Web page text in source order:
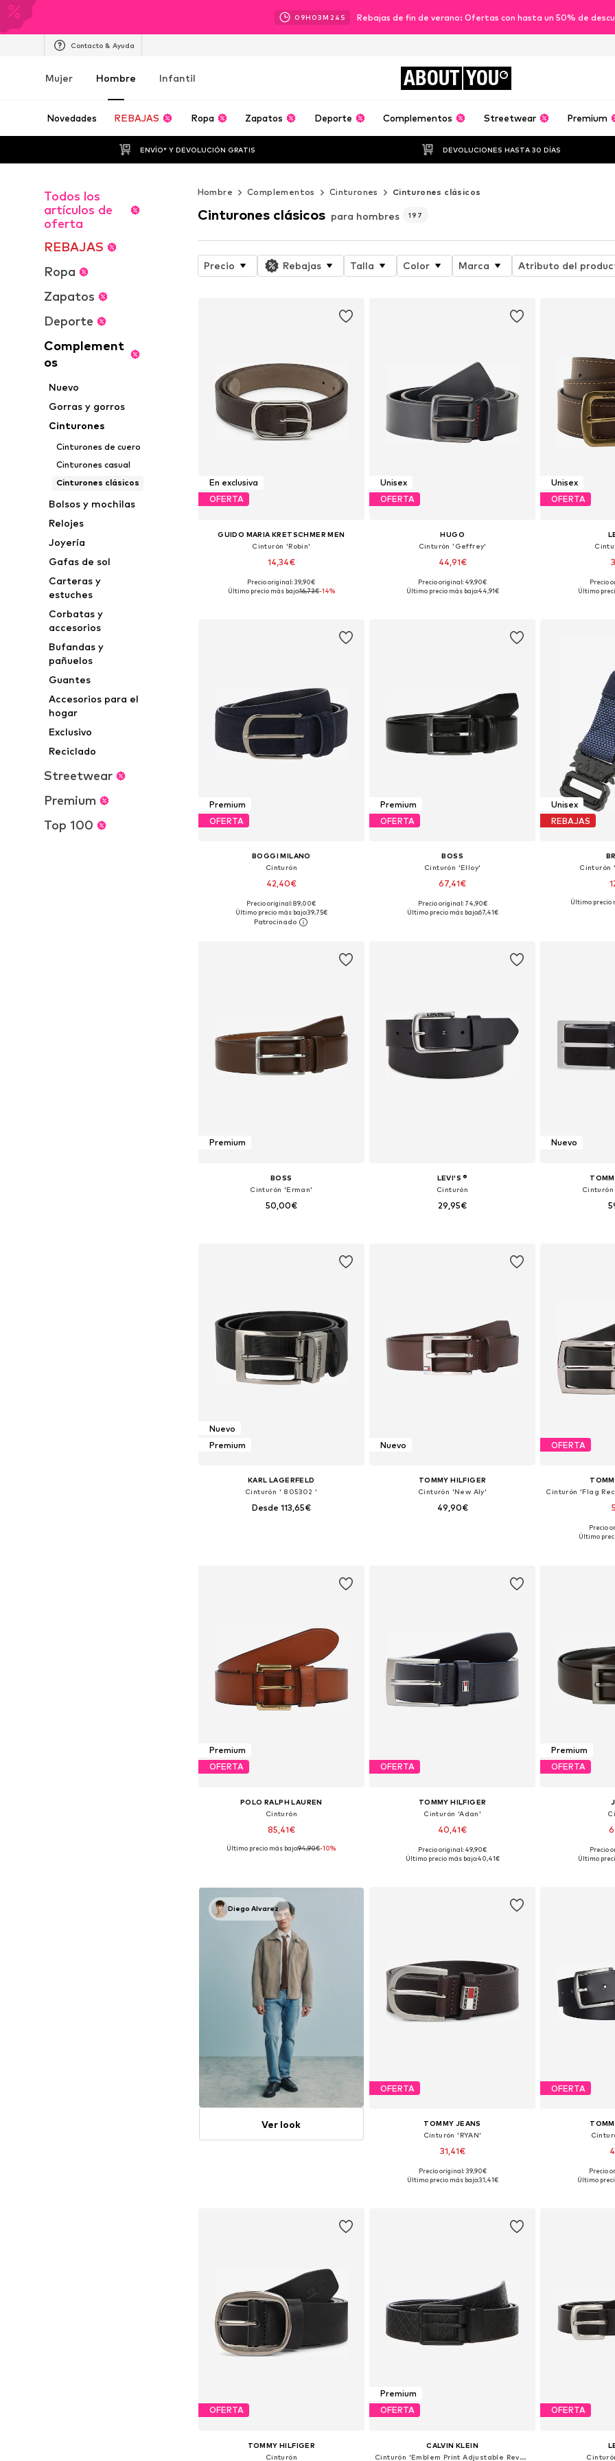
09H 03M 23 S Rebajas de fin de verano: Ofertas con hasta un 50% de
Contacto & Ayuda
Mujer Hombre Infantil ABOUT YOU
Novedades REBAJAS Ropa Zapatos Deporte Complementos Streetwear Premium
ENVÍO* Y DEVOLUCIÓN GRATIS DEVOLUCIONES HASTA 30 DÍAS
Todos los
artículos de
oferta
REBAJAS
Ropa
Zapatos
Deporte
Complement
os
Nuevo
Gorras y gorros
Cinturones
Cinturones de cuero
Cinturones casual
Cinturones clásicos
Bolsos y mochilas
Relojes
Joyería
Gafas de sol
Carteras y
estuches
Corbatas y
accesorios
Bufandas y
pañuelos
Guantes
Accesorios para el
hogar
Exclusivo
Reciclado
Streetwear
Premium
Top 100
Hombre Complementos Cinturones Cinturones clásicos
Cinturones clásicos para hombres 197
Precio Rebajas Talla Color Marca Atributo del
En exclusiva
OFERTA
GUIDO MARIA KRETSCHMER MEN
Cinturón 'Robin'
14,34€
Tallas disponibles: 90, 95, 100
Precio original: 39,90€
Último precio más bajo:16,73€-14%
Unisex
OFERTA
HUGO
Cinturón 'Geffrey'
44,91€
Disponible en muchas tallas
Precio original: 49,90€
Último precio más bajo:44,91€
Unisex
OFERTA
Disponible
Precio
Último
Premium
OFERTA
BOGGI MILANO
Cinturón
42,40€
Tallas disponibles: 85, 95, 100, 105
Añadir a la cesta
Precio original: 89,00€
Último precio más bajo:39,75€
Premium
OFERTA
BOSS
Cinturón 'Elloy'
67,41€
Tallas disponibles: 85, 90, 95, 100, 105, 110
Precio original: 74,90€
Último precio más bajo:67,41€
Unisex
REBAJAS
Cinturón
Tallas
Último precio
Premium
BOSS
Cinturón 'Erman'
50,00€
LEVI'S ®
Cinturón
29,95€
Nuevo
Nuevo
Premium
KARL LAGERFELD
Cinturón ' 805302 '
Desde 113,65€
Nuevo
TOMMY HILFIGER
Cinturón 'New Aly'
49,90€
OFERTA
Disponible
Precio
Último
Premium
OFERTA
POLO RALPH LAUREN
Cinturón
85,41€
Tallas disponibles: 80, 85, 90, 95, 100, 105
Último precio más bajo:94,90€-10%
OFERTA
TOMMY HILFIGER
Cinturón 'Adan'
40,41€
Disponible en muchas tallas
Precio original: 49,90€
Último precio más bajo:40,41€
Premium
OFERTA
Tallas disponibles:
Precio
Último
Diego Alvarez
Ver look
OFERTA
TOMMY JEANS
Cinturón 'RYAN'
31,41€
Disponible en muchas tallas
Precio original: 39,90€
Último precio más bajo:31,41€
OFERTA
Disponible
Precio
Último
OFERTA
TOMMY HILFIGER
Cinturón
Premium
OFERTA
CALVIN KLEIN
Cinturón 'Emblem Print Adjustable Reversible'
OFERTA